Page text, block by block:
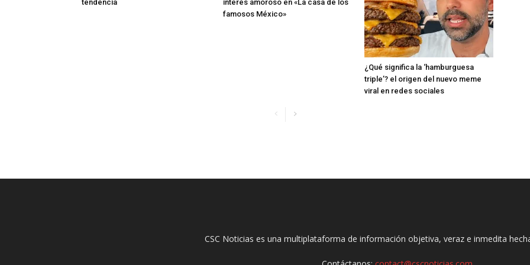
tendencia
interés amoroso en «La casa de los
famosos México»
¿Qué significa la ‘hamburguesa
triple’? el origen del nuevo meme
viral en redes sociales
CSC Noticias es una multiplataforma de información objetiva, veraz e inmedita